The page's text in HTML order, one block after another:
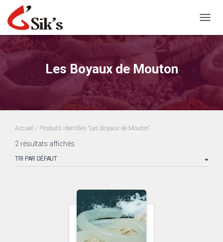
Les Boyaux de Mouton
Accueil / Produits identifiés “Les Boyaux de Mouton”
2 résultats affichés